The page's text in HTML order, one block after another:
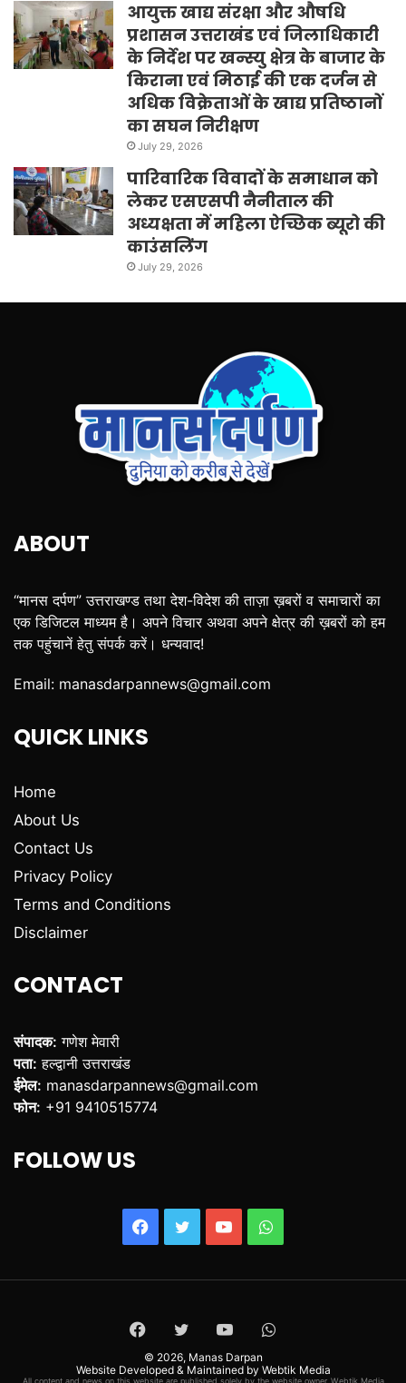
आयुक्त खाद्य संरक्षा और औषधि
प्रशासन उत्तराखंड एवं जिलाधिकारी
के निर्देश पर खन्स्यु क्षेत्र के बाजार के
किराना एवं मिठाई की एक दर्जन से
अधिक विक्रेताओं के खाद्य प्रतिष्ठानों
का सघन निरीक्षण
July 29, 2026
पारिवारिक विवादों के समाधान को
लेकर एसएसपी नैनीताल की
अध्यक्षता में महिला ऐच्छिक ब्यूरो की
काउंसलिंग
July 29, 2026
ABOUT
“मानस दर्पण” उत्तराखण्ड तथा देश-विदेश की ताज़ा ख़बरों व समाचारों का
एक डिजिटल माध्यम है। अपने विचार अथवा अपने क्षेत्र की ख़बरों को हम
तक पहुंचानें हेतु संपर्क करें। धन्यवाद!
Email: manasdarpannews@gmail.com
QUICK LINKS
Home
About Us
Contact Us
Privacy Policy
Terms and Conditions
Disclaimer
CONTACT
संपादक: गणेश मेवारी
पता: हल्द्वानी उत्तराखंड
ईमेल: manasdarpannews@gmail.com
फोन: +91 9410515774
FOLLOW US
Facebook
TwitterYouTubeWhatsApp
Facebook
TwitterYouTubeWhatsApp
© 2026, Manas Darpan
Website Developed & Maintained by Webtik Media
All content and news on this website are published solely by the website owner. Webtik Media